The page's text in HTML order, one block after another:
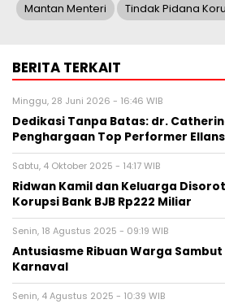
Mantan Menteri Tindak Pidana
BERITA TERKAIT
Minggu, 28 Juni 2026 - 16:46 WIB
Dedikasi Tanpa Batas: dr.
Penghargaan Top Performer
Sabtu, 4 Oktober 2025 - 14:17 WIB
Ridwan Kamil dan Keluarga
Korupsi Bank BJB Rp222 Miliar
Senin, 18 Agustus 2025 - 09:19 WIB
Antusiasme Ribuan Warga
Karnaval
Senin, 4 Agustus 2025 - 10:39 WIB